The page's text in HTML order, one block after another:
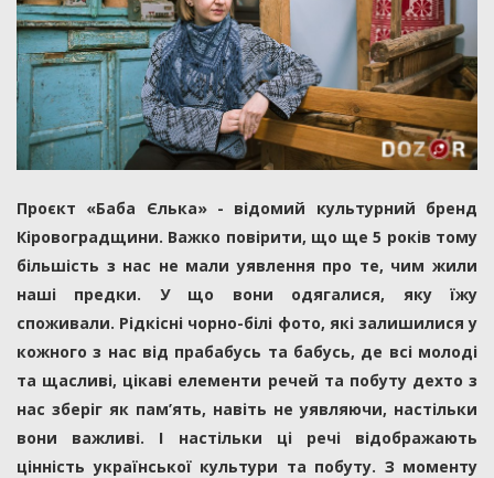
Проєкт «Баба Єлька» - відомий культурний бренд
Кіровоградщини. Важко повірити, що ще 5 років тому
більшість з нас не мали уявлення про те, чим жили
наші предки. У що вони одягалися, яку їжу
споживали. Рідкісні чорно-білі фото, які залишилися у
кожного з нас від прабабусь та бабусь, де всі молоді
та щасливі, цікаві елементи речей та побуту дехто з
нас зберіг як пам’ять, навіть не уявляючи, настільки
вони важливі. І настільки ці речі відображають
цінність української культури та побуту. З моменту